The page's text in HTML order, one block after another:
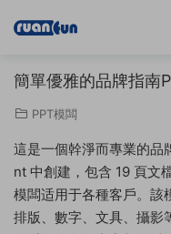
簡單優雅的品牌指南
PPT模闆
這是一個幹淨而專業的
nt 中創建，包含 19 頁文
模闆适用于各種客戶。該
排版、數字、文具、攝影